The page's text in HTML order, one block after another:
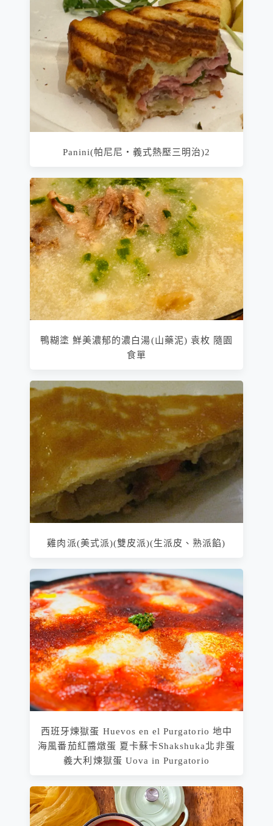
Panini(帕尼尼‧義式熱壓三明治)2
鴨糊塗 鮮美濃郁的濃白湯(山藥泥) 袁枚 隨園
食單
雞肉派(美式派)(雙皮派)(生派皮、熟派餡)
西班牙煉獄蛋 Huevos en el Purgatorio 地中
海風番茄紅醬燉蛋 夏卡蘇卡Shakshuka北非蛋
義大利煉獄蛋 Uova in Purgatorio